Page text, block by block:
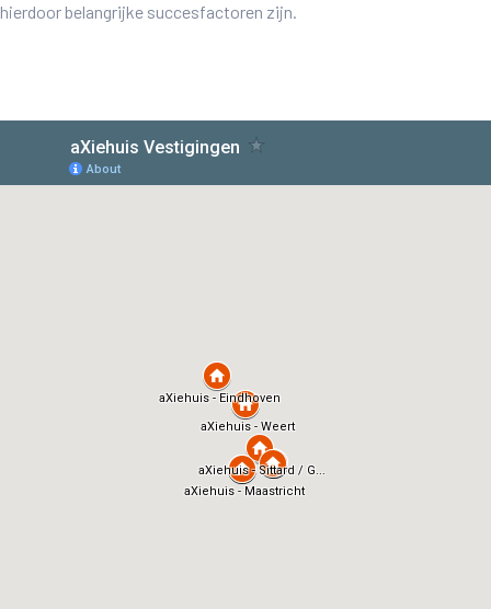
hierdoor belangrijke succesfactoren zijn.